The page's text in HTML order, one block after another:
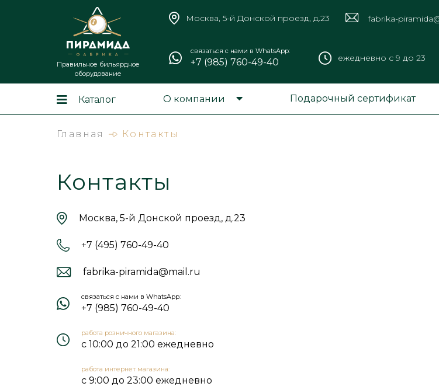
Правильное бильярдное
оборудование
Москва, 5-й Донской проезд, д.23 fabrika-
связаться с нами в WhatsApp:
+7 (985) 760-49-40 ежедневно с 9 до 23
Каталог О компании Подарочный сертификат
Главная Контакты
Контакты
Москва, 5-й Донской проезд, д.23
+7 (495) 760-49-40
fabrika-piramida@mail.ru
связаться с нами в WhatsApp:
+7 (985) 760-49-40
работа розничного магазина:
с 10:00 до 21:00 ежедневно
работа интернет магазина:
с 9:00 до 23:00 ежедневно